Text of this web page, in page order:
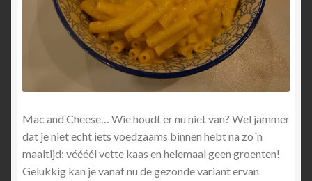
Mac and Cheese… Wie houdt er nu niet van? Wel jammer
dat je niet echt iets voedzaams binnen hebt na zo´n
maaltijd: véééél vette kaas en helemaal geen groenten!
Gelukkig kan je vanaf nu de gezonde variant ervan